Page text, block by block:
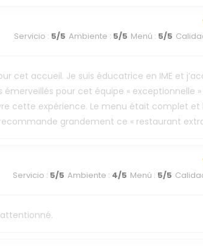
Servicio : 5/5 Ambiente : 5/5 Menú : 5/5
cet accueil. Je suis éducatrice en IME et
pour cet équipe « exceptionnelle
cette expérience. Le menu était complet et
grandement ce « restaurant
Servicio : 5/5 Ambiente : 4/5 Menú : 5/5